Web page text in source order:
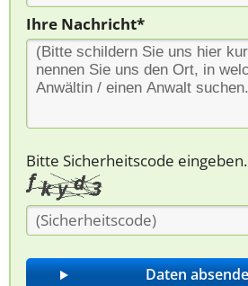
Ihre Nachricht*
Bitte Sicherheitscode eingeben.